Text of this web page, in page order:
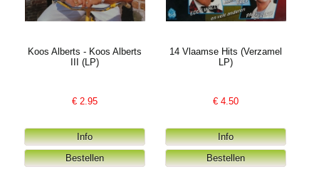
Koos Alberts - Koos Alberts
III (LP)
€ 2.95
14 Vlaamse Hits (Verzamel
LP)
€4.50